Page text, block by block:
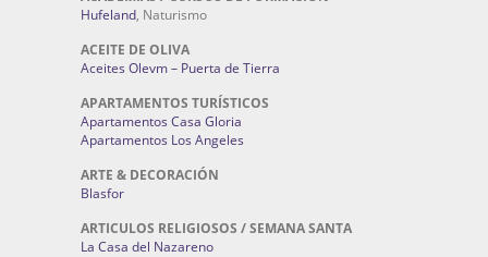
Hufeland, Naturismo
ACEITE DE OLIVA
Aceites Olevm – Puerta de Tierra
APARTAMENTOS TURÍSTICOS
Apartamentos Casa Gloria
Apartamentos Los Angeles
ARTE & DECORACIÓN
Blasfor
ARTICULOS RELIGIOSOS / SEMANA SANTA
La Casa del Nazareno